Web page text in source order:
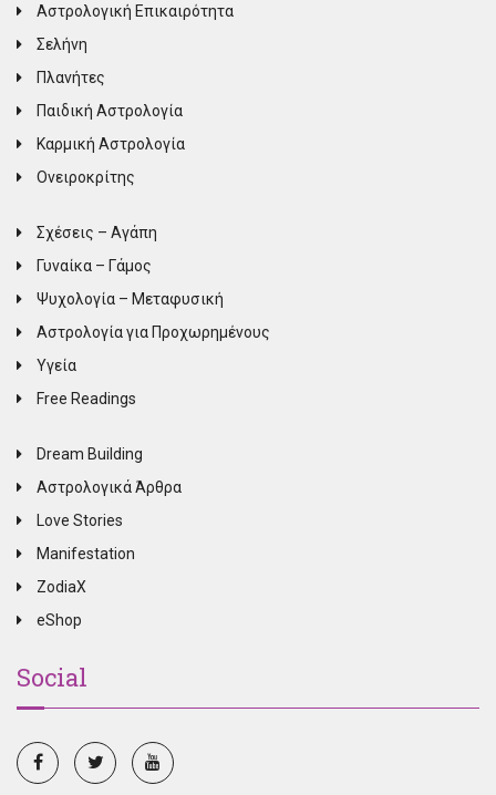
Αστρολογική Επικαιρότητα
Σελήνη
Πλανήτες
Παιδική Αστρολογία
Καρμική Αστρολογία
Ονειροκρίτης
Σχέσεις – Αγάπη
Γυναίκα – Γάμος
Ψυχολογία – Μεταφυσική
Αστρολογία για Προχωρημένους
Υγεία
Free Readings
Dream Building
Αστρολογικά Άρθρα
Love Stories
Manifestation
ZodiaX
eShop
Social